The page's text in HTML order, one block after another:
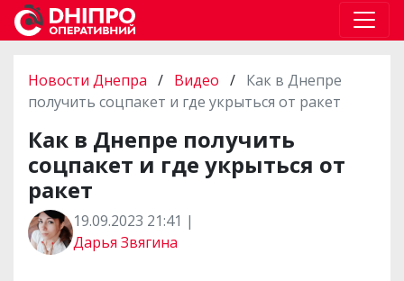
Новости Днепра / Видео / Как в Днепре
получить соцпакет и где укрыться от ракет
Как в Днепре получить
соцпакет и где укрыться от
ракет
19.09.2023 21:41 |
Дарья Звягина